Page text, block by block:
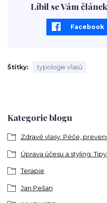
Kategorie blogu
Zdravé vlasy: Péče,
Úprava účesu a styling:
Terapie
Jan Pešan
Líbil se Vám
Facebook
Štítky typologie vlasů